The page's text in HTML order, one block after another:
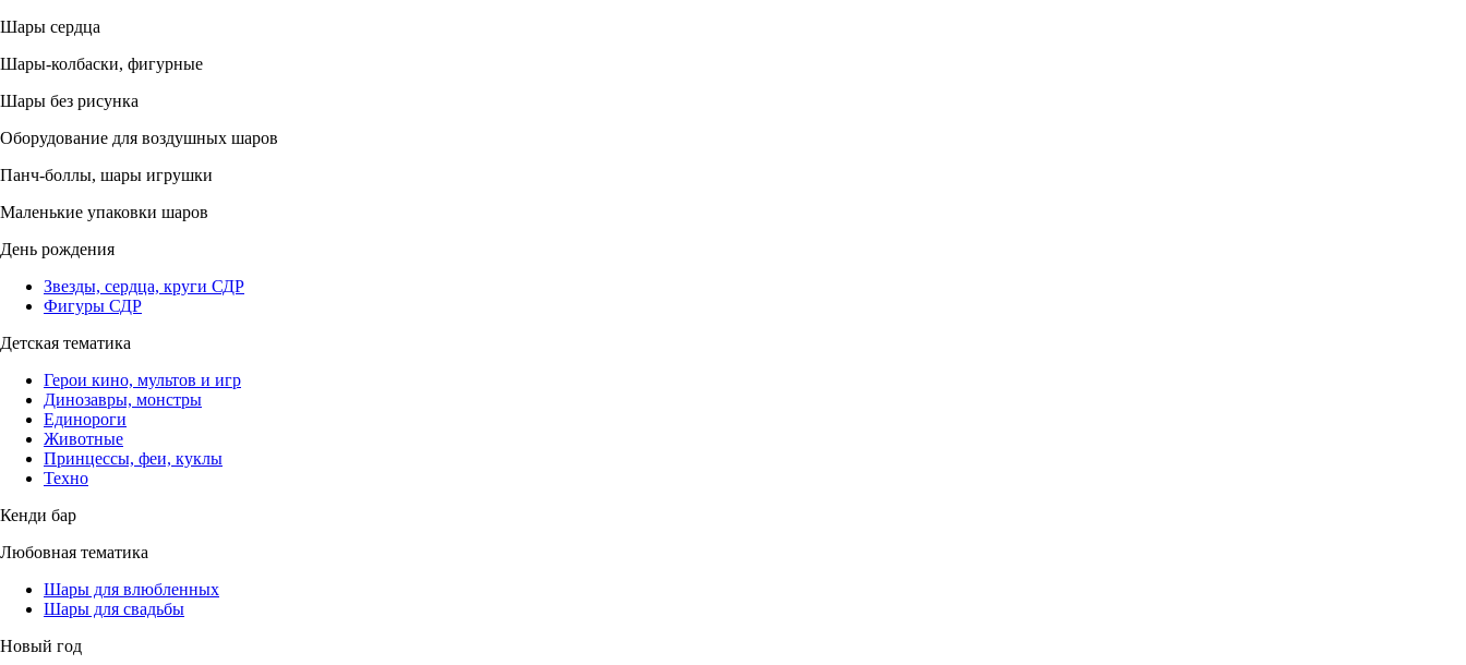
Шары сердца
Шары-колбаски, фигурные
Шары без рисунка
Оборудование для воздушных шаров
Панч-боллы, шары игрушки
Маленькие упаковки шаров
День рождения
Звезды, сердца, круги СДР
Фигуры СДР
Детская тематика
Герои кино, мультов и игр
Динозавры, монстры
Единороги
Животные
Принцессы, феи, куклы
Техно
Кенди бар
Любовная тематика
Шары для влюбленных
Шары для свадьбы
Новый год